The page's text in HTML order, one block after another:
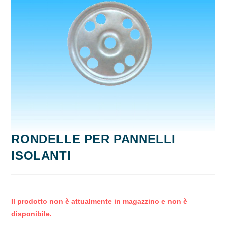
RONDELLE PER PANNELLI
ISOLANTI
Il prodotto non è attualmente in magazzino e non è
disponibile.